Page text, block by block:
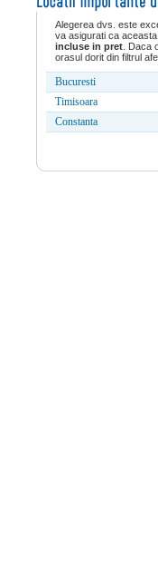
Alegerea dvs. este
va asigurati ca
incluse in pret .
orasul dorit din filtrul
Bucuresti
Timisoara
Constanta